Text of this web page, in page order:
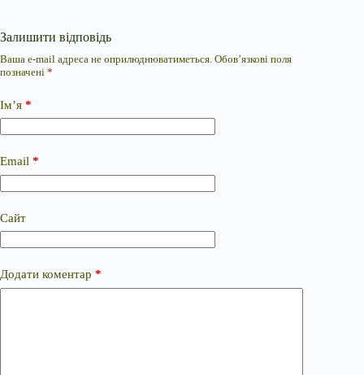
Залишити відповідь
Ваша e-mail адреса не оприлюднюватиметься. Обов’язкові поля
позначені *
Ім’я *
Email *
Сайт
Додати коментар *